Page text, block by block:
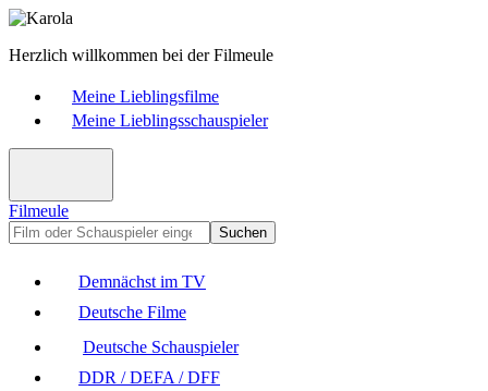
Herzlich willkommen bei der Filmeule
Meine Lieblingsfilme
Meine Lieblingsschauspieler
Filmeule
Suchen
Demnächst im TV
Deutsche Filme
Deutsche Schauspieler
DDR / DEFA / DFF